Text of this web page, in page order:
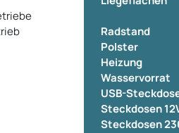
Radstand
Polster
Heizung
Wasservorrat
USB-
Steckdosen
Steckdosen